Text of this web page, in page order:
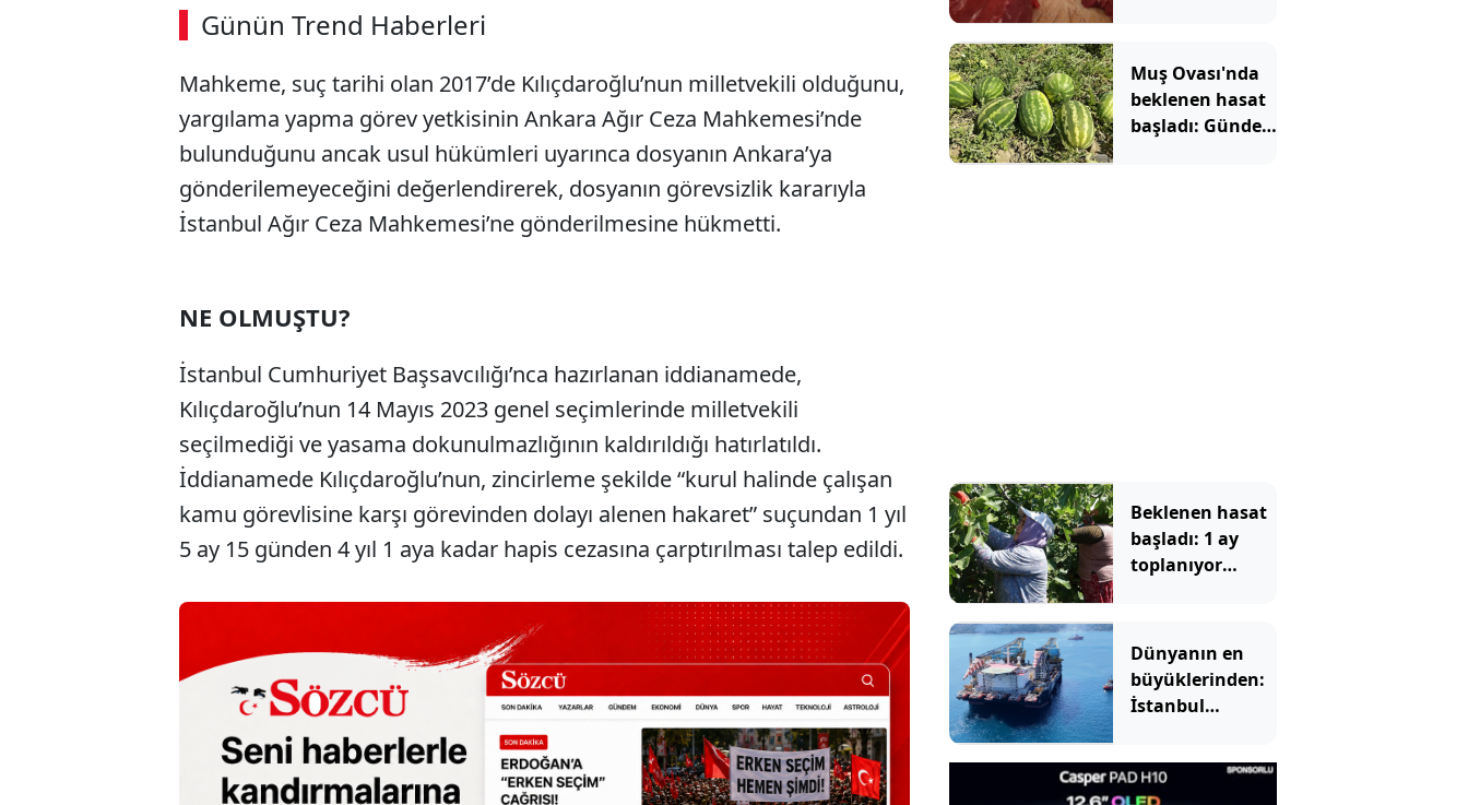
Günün Trend Haberleri
Mahkeme, suç tarihi olan 2017’de Kılıçdaroğlu’nun milletvekili olduğunu,
yargılama yapma görev yetkisinin Ankara Ağır Ceza Mahkemesi’nde
bulunduğunu ancak usul hükümleri uyarınca dosyanın Ankara’ya
gönderilemeyeceğini değerlendirerek, dosyanın görevsizlik kararıyla
İstanbul Ağır Ceza Mahkemesi’ne gönderilmesine hükmetti.
NE OLMUŞTU?
İstanbul Cumhuriyet Başsavcılığı’nca hazırlanan iddianamede,
Kılıçdaroğlu’nun 14 Mayıs 2023 genel seçimlerinde milletvekili
seçilmediği ve yasama dokunulmazlığının kaldırıldığı hatırlatıldı.
İddianamede Kılıçdaroğlu’nun, zincirleme şekilde “kurul halinde çalışan
kamu görevlisine karşı görevinden dolayı alenen hakaret” suçundan 1 yıl
5 ay 15 günden 4 yıl 1 aya kadar hapis cezasına çarptırılması talep edildi.
Muş Ovası'nda
beklenen hasat
başladı: Günde
Beklenen hasat
başladı: 1 ay
toplanıyor
Dünyanın en
büyüklerinden:
İstanbul
geçti